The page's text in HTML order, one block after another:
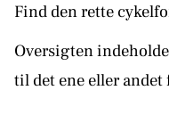
Find den rette
Oversigten
til det ene eller